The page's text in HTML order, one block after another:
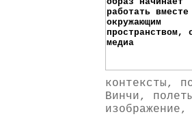
контексты,
Винчи,